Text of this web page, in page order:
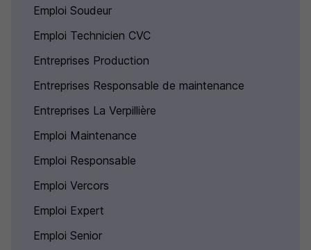
Emploi Soudeur
Emploi Technicien CVC
Entreprises Production
Entreprises Responsable de maintenance
Entreprises La Verpillière
Emploi Maintenance
Emploi Responsable
Emploi Vercors
Emploi Expert
Emploi Senior